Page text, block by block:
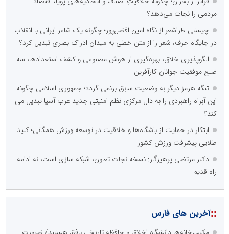
مردمی را نجات می‌دهد؟
چیستی طراشعر از نگاه امین افضل‌پور؛ چگونه یک شاعر ایرانی با انقلاب
در جایگاه حرف، شعر را از متن خطی به میدان ادراک بصری تبدیل کرد؟
الگوپذیری خلاق، بهره‌گیری از هوش مصنوعی و کشف استعدادها، سه
ضلع موفقیت جوانان کارآفرین
تنگه هرمز دیگر به وضعیت سابق برنمی گردد؛ جمهوری اسلامی چگونه
این آبراه راهبردی را به دال مرکزی نظم امنیتی جدید غرب آسیا تبدیل می
کند؟
ابتکار در حمایت از باشگاه‌ها و خلاقیت در توسعه ورزش همگانی؛ کلید
طلایی پیشرفت ورزش کشور
دکتر مرتضی پرهیزگار: نسخه نجات تعاون، شبکه سازی است، نه ادامه
راه قدیم
::آخرین های فارس